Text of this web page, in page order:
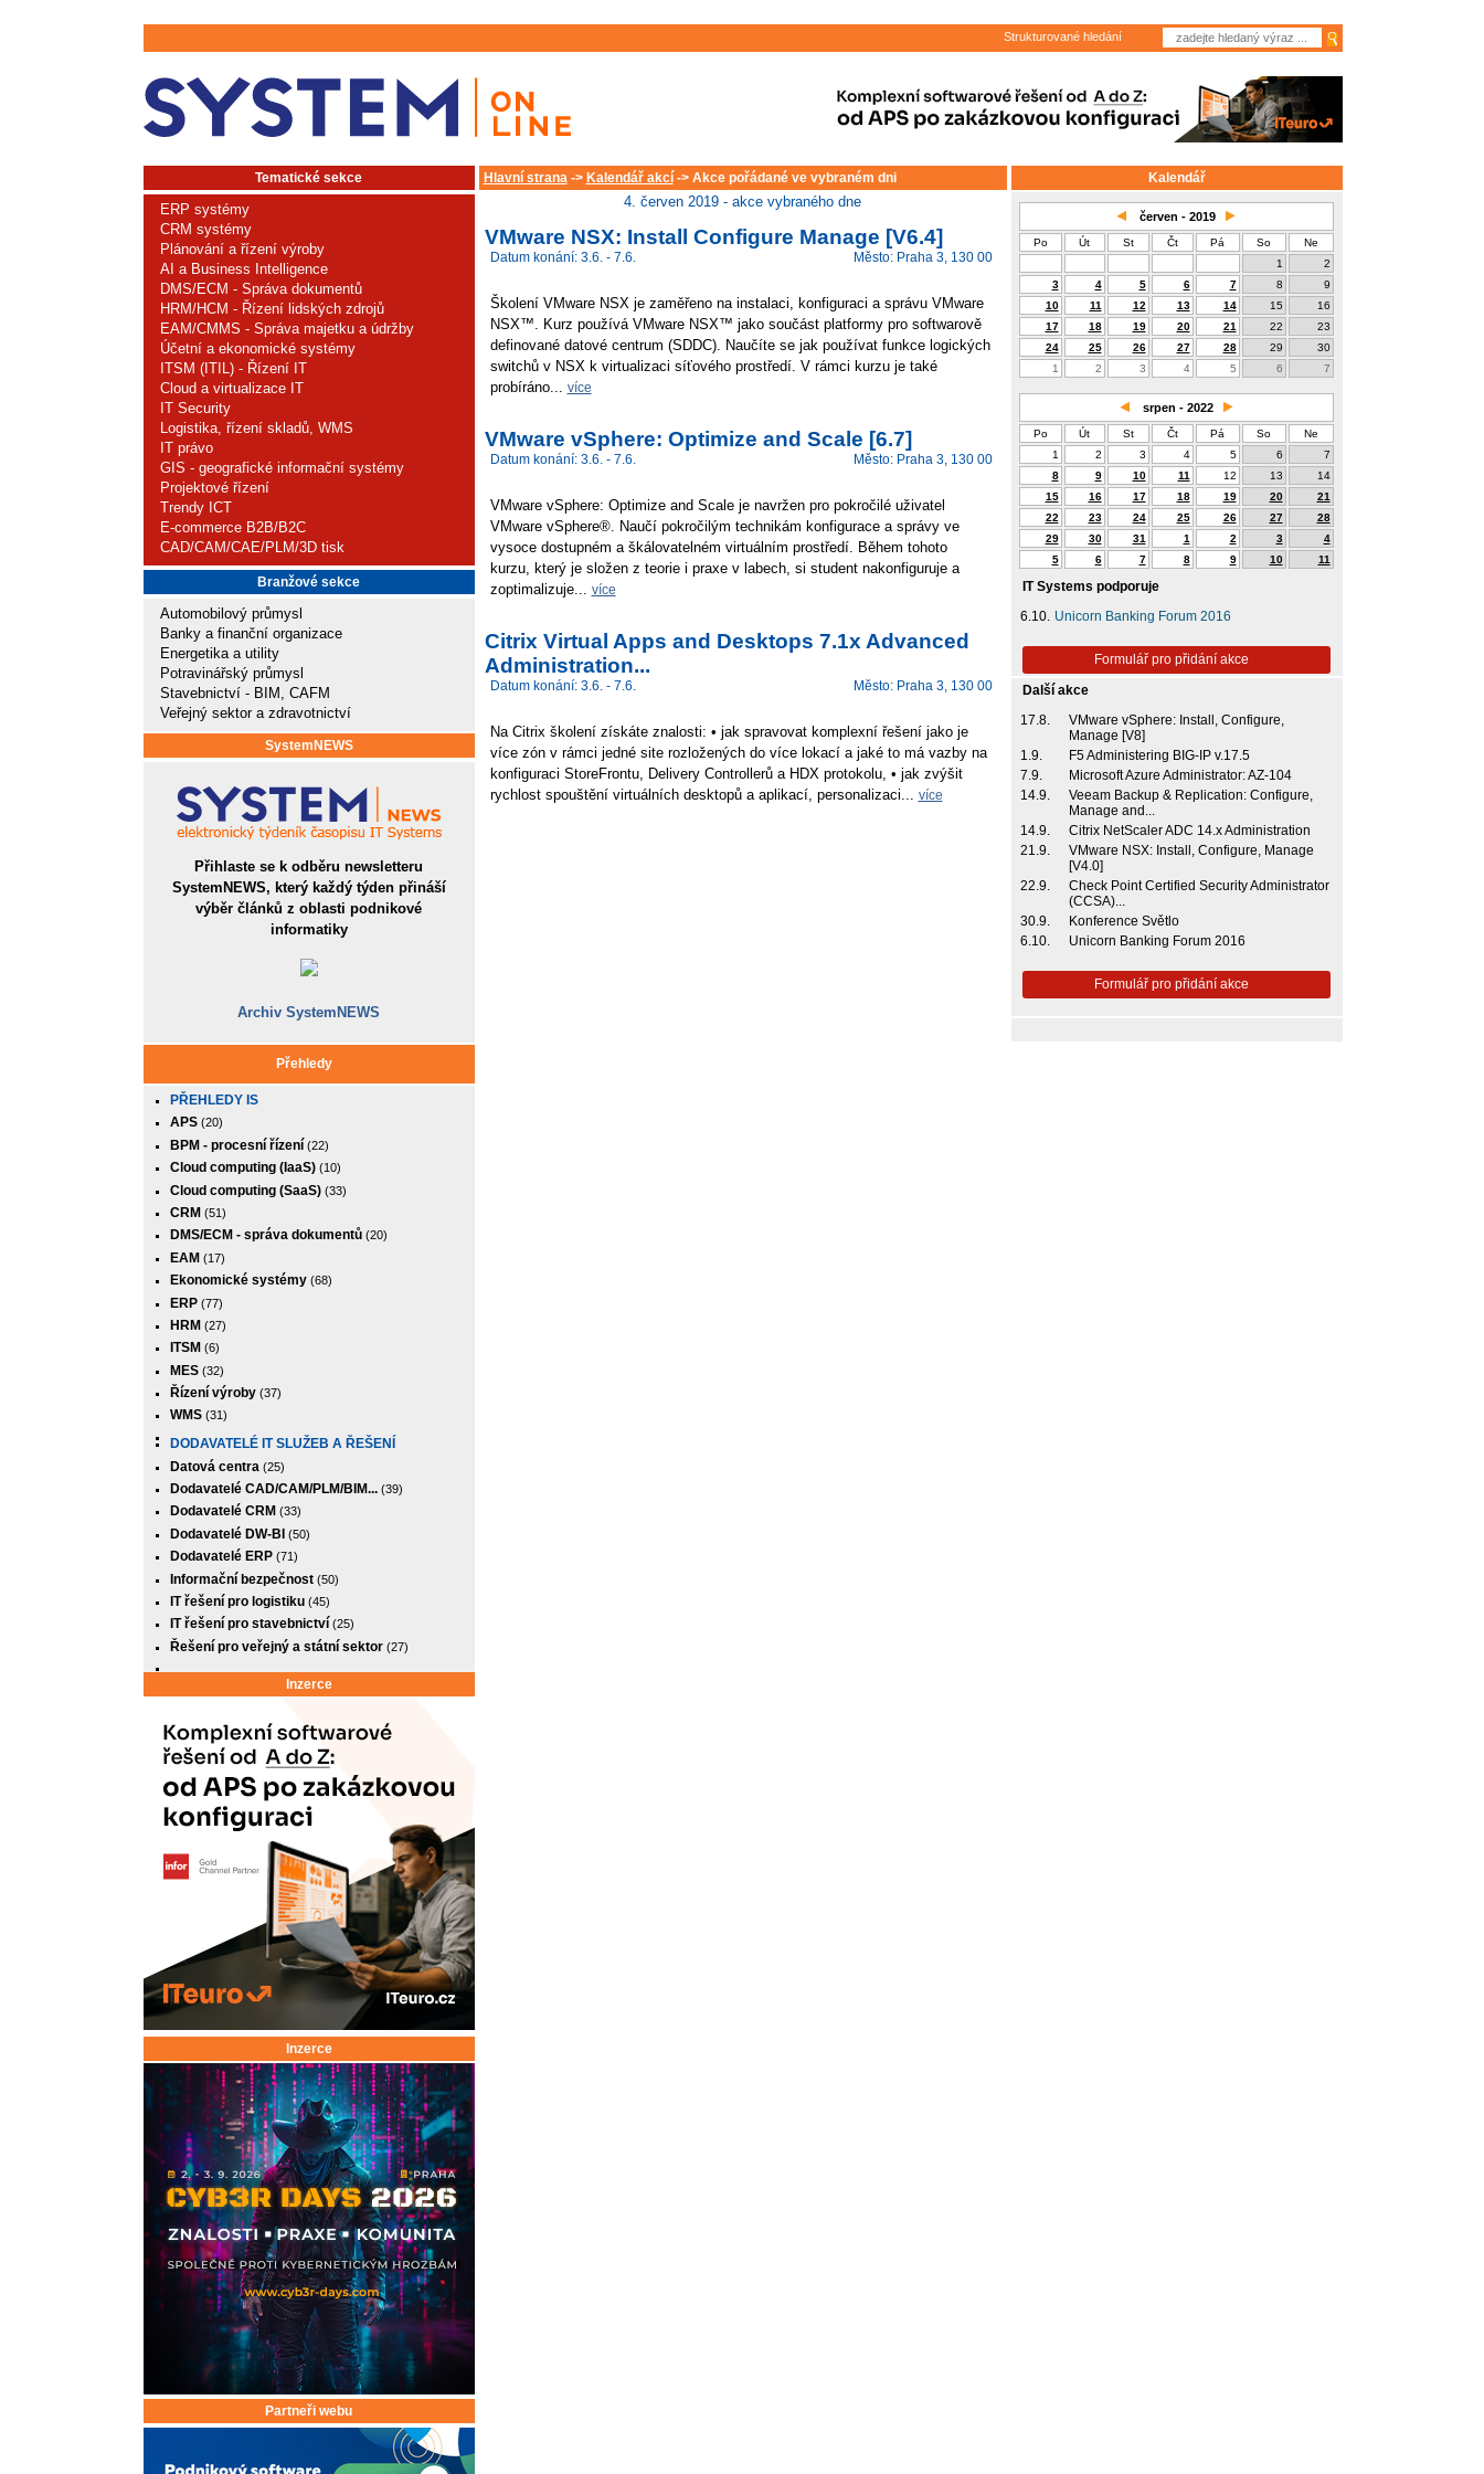
Strukturované hledání
Tematické sekce
ERP systémy
CRM systémy
Plánování a řízení výroby
AI a Business Intelligence
DMS/ECM - Správa dokumentů
HRM/HCM - Řízení lidských zdrojů
EAM/CMMS - Správa majetku a údržby
Účetní a ekonomické systémy
ITSM (ITIL) - Řízení IT
Cloud a virtualizace IT
IT Security
Logistika, řízení skladů, WMS
IT právo
GIS - geografické informační systémy
Projektové řízení
Trendy ICT
E-commerce B2B/B2C
CAD/CAM/CAE/PLM/3D tisk
Branžové sekce
Automobilový průmysl
Banky a finanční organizace
Energetika a utility
Potravinářský průmysl
Stavebnictví - BIM, CAFM
Veřejný sektor a zdravotnictví
SystemNEWS
Přihlaste se k odběru newsletteru
SystemNEWS, který každý týden přináší
výběr článků z oblasti podnikové
informatiky
Archiv SystemNEWS
Přehledy
PŘEHLEDY IS
APS(20)
BPM - procesní řízení(22)
Cloud computing (IaaS)(10)
Cloud computing (SaaS)(33)
CRM (51)
DMS/ECM - správa dokumentů(20)
EAM (17)
Ekonomické systémy(68)
ERP(77)
HRM (27)
ITSM (6)
MES(32)
Řízení výroby(37)
WMS(31)
DODAVATELÉ IT SLUŽEB A ŘEŠENÍ
Datová centra (25)
Dodavatelé CAD/CAM/PLM/BIM...(39)
Dodavatelé CRM (33)
Dodavatelé DW-BI (50)
Dodavatelé ERP(71)
Informační bezpečnost(50)
IT řešení pro logistiku(45)
IT řešení pro stavebnictví(25)
Řešení pro veřejný a státní sektor(27)
Inzerce
Inzerce
Partneři webu
Hlavní strana-> Kalendář akcí-> Akce pořádané ve vybraném dni
4. červen 2019 - akce vybraného dne
VMware NSX: Install Configure Manage [V6.4]
Datum konání: 3.6. - 7.6. Město: Praha 3, 130 00
Školení VMware NSX je zaměřeno na instalaci, konfiguraci a správu VMware
NSX™. Kurz používá VMware NSX™ jako součást platformy pro softwarově
definované datové centrum (SDDC). Naučíte se jak používat funkce logických
switchů v NSX k virtualizaci síťového prostředí. V rámci kurzu je také
probíráno... více
VMware vSphere: Optimize and Scale [6.7]
Datum konání: 3.6. - 7.6. Město: Praha 3, 130 00
VMware vSphere: Optimize and Scale je navržen pro pokročilé uživatel
VMware vSphere®. Naučí pokročilým technikám konfigurace a správy ve
vysoce dostupném a škálovatelném virtuálním prostředí. Během tohoto
kurzu, který je složen z teorie i praxe v labech, si student nakonfiguruje a
zoptimalizuje... více
Citrix Virtual Apps and Desktops 7.1x Advanced
Administration...
Datum konání: 3.6. - 7.6. Město: Praha 3, 130 00
Na Citrix školení získáte znalosti: • jak spravovat komplexní řešení jako je
více zón v rámci jedné site rozložených do více lokací a jaké to má vazby na
konfiguraci StoreFrontu, Delivery Controllerů a HDX protokolu, • jak zvýšit
rychlost spouštění virtuálních desktopů a aplikací, personalizaci... více
Kalendář
červen - 2019
Po Út St Čt Pá So
Ne
1
2
3
4 5 6 7 8
9
10
11 12 13 14 15
16
17
18 19 20 21 22
23
24
25 26 27 28 29
30
1
2 3 4 5 6 7
srpen - 2022
Po Út St Čt Pá So
Ne
1
2 3 4 5 6
7
8
9 10 11 12 13
14
15
16 17 18 19 20
21
22
23 24 25 26 27
28
29
30 31 1 2 3
4
5
6 7 8 9 10 11
IT Systems podporuje
6.10. Unicorn Banking Forum 2016
Formulář pro přidání akce
Další akce
17.8.
VMware vSphere: Install, Configure,
Manage [V8]
1.9.
F5 Administering BIG-IP v.17.5
7.9.
Microsoft Azure Administrator: AZ-104
14.9.
Veeam Backup & Replication: Configure,
Manage and...
14.9.
Citrix NetScaler ADC 14.x Administration
21.9.
VMware NSX: Install, Configure, Manage
[V4.0]
22.9.
Check Point Certified Security Administrator
(CCSA)...
30.9.
Konference Světlo
6.10.
Unicorn Banking Forum 2016
Formulář pro přidání akce